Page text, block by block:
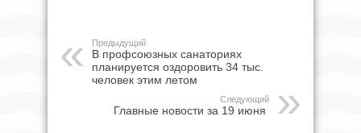
Предыдущий
В профсоюзных санаториях
планируется оздоровить 34 тыс.
человек этим летом
Следующий
Главные новости за 19 июня